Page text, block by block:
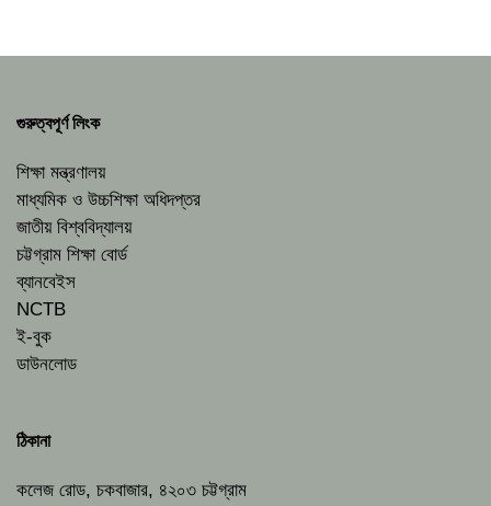
গুরুত্বপূর্ণ লিংক
শিক্ষা মন্ত্রণালয়
মাধ্যমিক ও উচ্চশিক্ষা অধিদপ্তর
জাতীয় বিশ্ববিদ্যালয়
চট্টগ্রাম শিক্ষা বোর্ড
ব্যানবেইস
NCTB
ই-বুক
ডাউনলোড
ঠিকানা
কলেজ রোড, চকবাজার, ৪২০৩ চট্টগ্রাম